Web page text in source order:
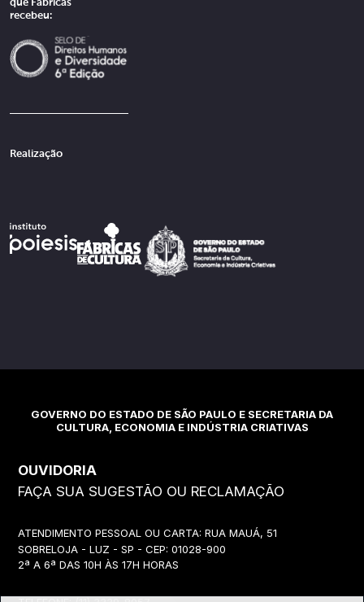
que Fábricas
recebeu:
Realização
GOVERNO DO ESTADO DE SÃO PAULO E SECRETARIA DA
CULTURA, ECONOMIA E INDÚSTRIA CRIATIVAS
OUVIDORIA
FAÇA SUA SUGESTÃO OU RECLAMAÇÃO
ATENDIMENTO PESSOAL OU CARTA: RUA MAUÁ, 51
SOBRELOJA - LUZ - SP - CEP: 01028-900
2ª A 6ª DAS 10H ÀS 17H HORAS